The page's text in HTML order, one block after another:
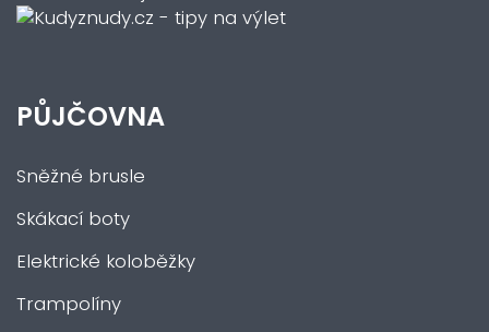
PŮJČOVNA
Sněžné brusle
Skákací boty
Elektrické koloběžky
Trampolíny